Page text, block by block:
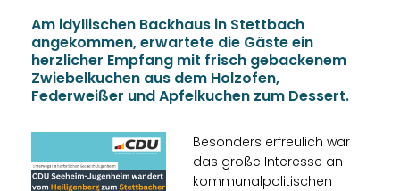
Am idyllischen Backhaus in Stettbach
angekommen, erwartete die Gäste ein
herzlicher Empfang mit frisch gebackenem
Zwiebelkuchen aus dem Holzofen,
Federweißer und Apfelkuchen zum Dessert.
Besonders erfreulich war
das große Interesse an
kommunalpolitischen